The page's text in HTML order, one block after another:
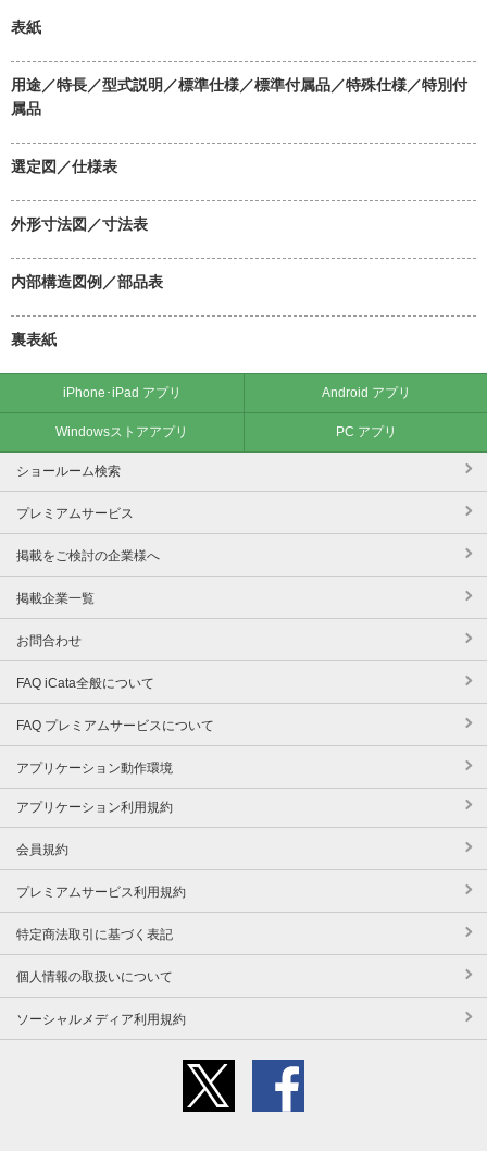
表紙
用途／特長／型式説明／標準仕様／標準付属品／特殊仕様／特別付
属品
選定図／仕様表
外形寸法図／寸法表
内部構造図例／部品表
裏表紙
iPhone･iPad アプリ Android アプリ
Windowsストアアプリ PC アプリ
ショールーム検索
プレミアムサービス
掲載をご検討の企業様へ
掲載企業一覧
お問合わせ
FAQ iCata全般について
FAQ プレミアムサービスについて
アプリケーション動作環境
アプリケーション利用規約
会員規約
プレミアムサービス利用規約
特定商法取引に基づく表記
個人情報の取扱いについて
ソーシャルメディア利用規約